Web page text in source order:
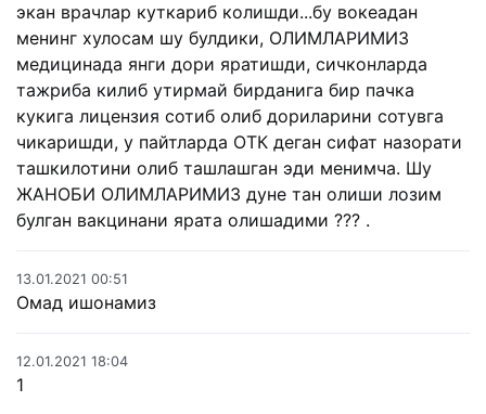
экан врачлар куткариб колишди...бу вокеадан
менинг хулосам шу булдики, ОЛИМЛАРИМИЗ
медицинада янги дори яратишди, сичконларда
тажриба килиб утирмай бирданига бир пачка
кукига лицензия сотиб олиб дориларини сотувга
чикаришди, у пайтларда ОТК деган сифат назорати
ташкилотини олиб ташлашган эди менимча. Шу
ЖАНОБИ ОЛИМЛАРИМИЗ дуне тан олиши лозим
булган вакцинани ярата олишадими ??? .
13.01.2021 00:51
Омад ишонамиз
12.01.2021 18:04
1